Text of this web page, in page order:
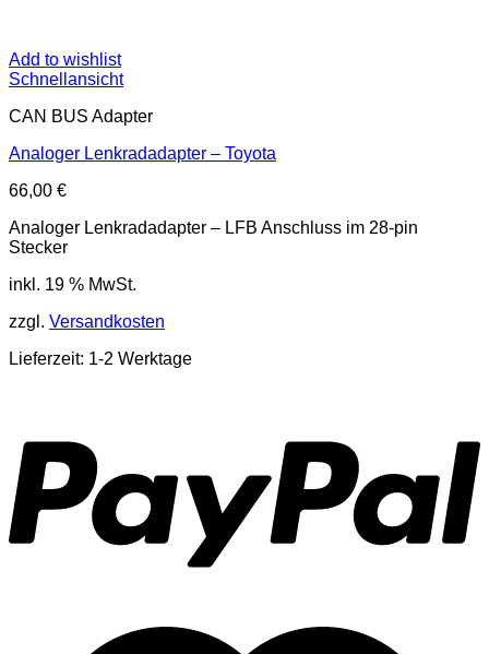
Add to wishlist
Schnellansicht
CAN BUS Adapter
Analoger Lenkradadapter – Toyota
66,00 €
Analoger Lenkradadapter – LFB Anschluss im 28-pin
Stecker
inkl. 19 % MwSt.
zzgl. Versandkosten
Lieferzeit: 1-2 Werktage